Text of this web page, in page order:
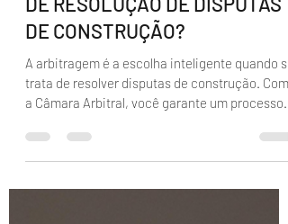
ARBITRAGEM NO CONTEXTO
DE RESOLUÇÃO DE DISPUTAS
DE CONSTRUÇÃO?
A arbitragem é a escolha inteligente quando se
a Câmara Arbitral, você garante um processo...